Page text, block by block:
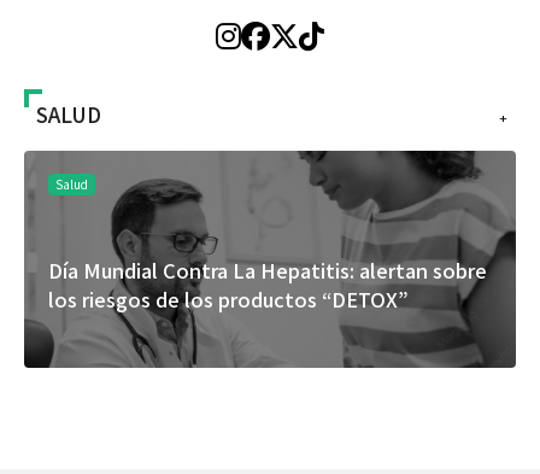
+
SALUD
Salud
Día Mundial Contra La Hepatitis: alertan sobre
los riesgos de los productos “DETOX”